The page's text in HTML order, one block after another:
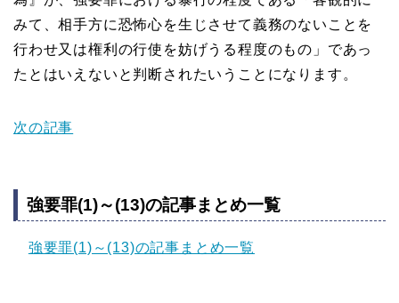
みて、相手方に恐怖心を生じさせて義務のないことを
行わせ又は権利の行使を妨げうる程度のもの」であっ
たとはいえないと判断されたいうことになります。
次の記事
強要罪(1)～(13)の記事まとめ一覧
強要罪(1)～(13)の記事まとめ一覧